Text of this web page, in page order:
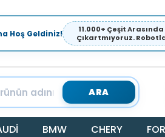
Hoş Geldiniz!
11.000+ Çeşit
Çıkartmıyoruz.
ARA
BMW CHERY